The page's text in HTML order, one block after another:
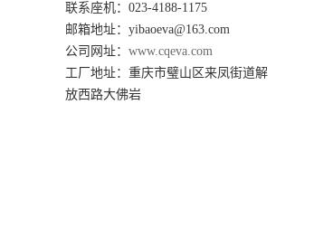
联系座机：023-4188-1175
邮箱地址：yibaoeva@163.com
公司网址： www.cqeva.com
工厂地址： 重庆市璧山区来凤街道解
放西路大佛岩